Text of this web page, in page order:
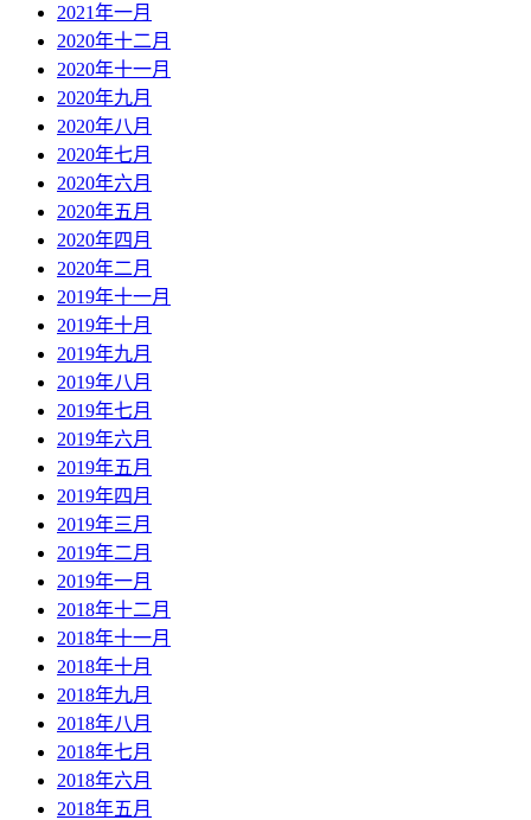
2021年一月
2020年十二月
2020年十一月
2020年九月
2020年八月
2020年七月
2020年六月
2020年五月
2020年四月
2020年二月
2019年十一月
2019年十月
2019年九月
2019年八月
2019年七月
2019年六月
2019年五月
2019年四月
2019年三月
2019年二月
2019年一月
2018年十二月
2018年十一月
2018年十月
2018年九月
2018年八月
2018年七月
2018年六月
2018年五月